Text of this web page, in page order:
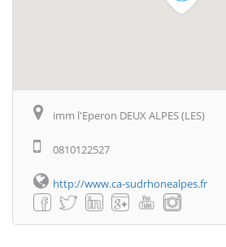
imm l'Eperon DEUX ALPES (LES)
0810122527
http://www.ca-sudrhonealpes.fr